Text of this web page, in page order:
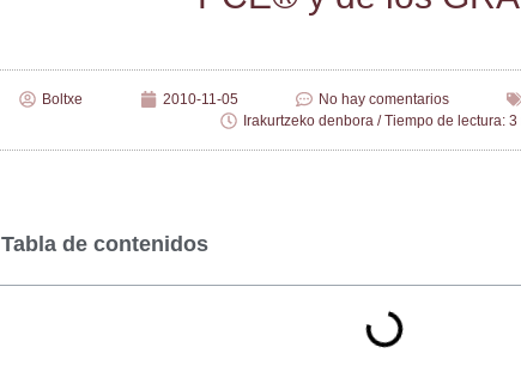
Boltxe 2010-11-05 No hay comentarios
Irakurtzeko denbora / Tiempo de lectura: 3
Tabla de contenidos